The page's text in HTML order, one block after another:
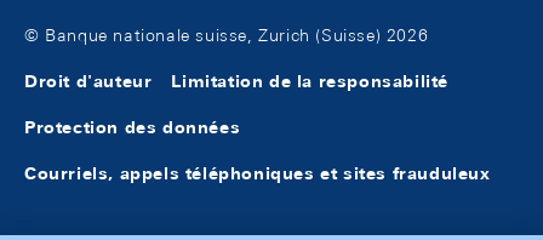
© Banque nationale suisse, Zurich (Suisse) 2026
Droit d'auteur Limitation de la responsabilité
Protection des données
Courriels, appels téléphoniques et sites frauduleux